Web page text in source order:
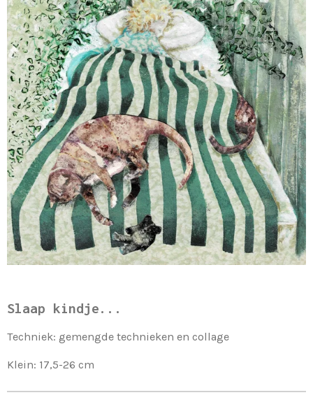
Slaap kindje...
Techniek: gemengde technieken en collage
Klein: 17,5-26 cm